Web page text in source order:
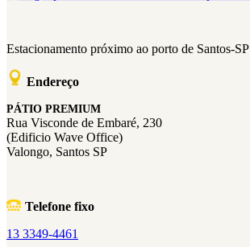
Estacionamento próximo ao porto de Santos-SP
Endereço
PÁTIO PREMIUM
Rua Visconde de Embaré, 230
(Edificio Wave Office)
Valongo, Santos SP
Telefone fixo
13 3349-4461